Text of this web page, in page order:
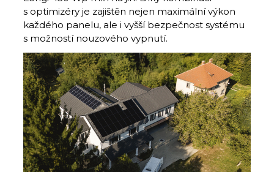
s optimizéry je zajištěn nejen maximální výkon
každého panelu, ale i vyšší bezpečnost systému
s možností nouzového vypnutí.